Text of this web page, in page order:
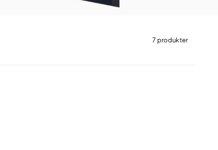
7 produkter